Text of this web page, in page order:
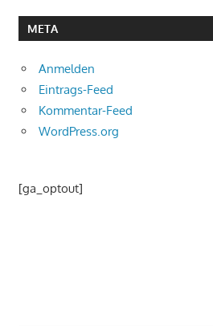
META
Anmelden
Eintrags-Feed
Kommentar-Feed
WordPress.org
[ga_optout]